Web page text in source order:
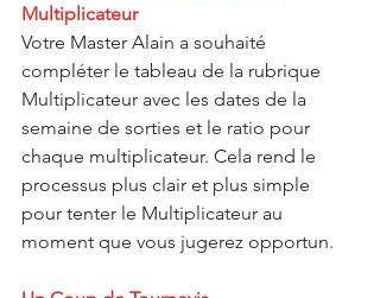
Multiplicateur
Votre Master Alain a souhaité
compléter le tableau de la rubrique
Multiplicateur avec les dates de la
semaine de sorties et le ratio pour
chaque multiplicateur. Cela rend le
processus plus clair et plus simple
pour tenter le Multiplicateur au
moment que vous jugerez opportun.